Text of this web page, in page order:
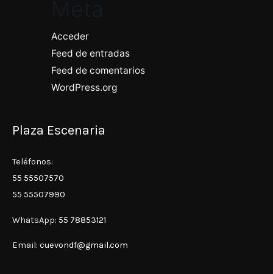
Acceder
Feed de entradas
Feed de comentarios
WordPress.org
Plaza Escenaria
Teléfonos:
55 55507570
55 55507990
WhatsApp: 55 78853121
Email: cuevondf@gmail.com